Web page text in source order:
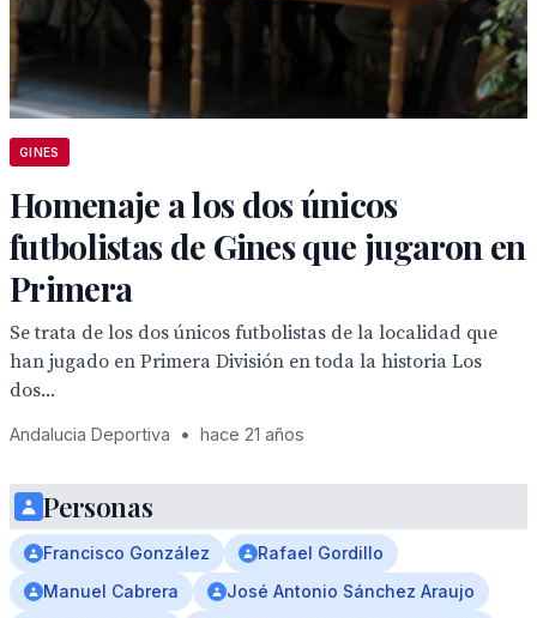
GINES
Homenaje a los dos únicos
futbolistas de Gines que jugaron en
Primera
Se trata de los dos únicos futbolistas de la localidad que
han jugado en Primera División en toda la historia Los
dos...
Andalucia Deportiva • hace 21 años
Personas
Francisco González
Rafael Gordillo
Manuel Cabrera
José Antonio Sánchez Araujo